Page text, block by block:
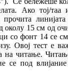
Ако тој/таа
околу 15 cм од
со фонт 14 се
Овој тест е
на читање.
се под